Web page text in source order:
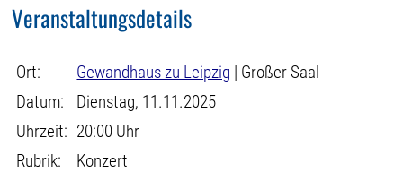
Veranstaltungsdetails
Ort: Gewandhaus zu Leipzig | Großer Saal
Datum:
Dienstag, 11.11.2025
Uhrzeit: 20:00 Uhr
Rubrik:
Konzert